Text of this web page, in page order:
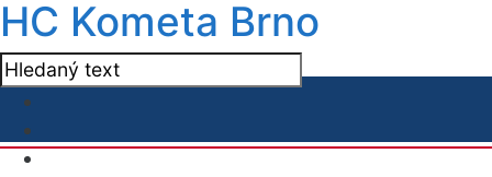
HC Kometa Brno